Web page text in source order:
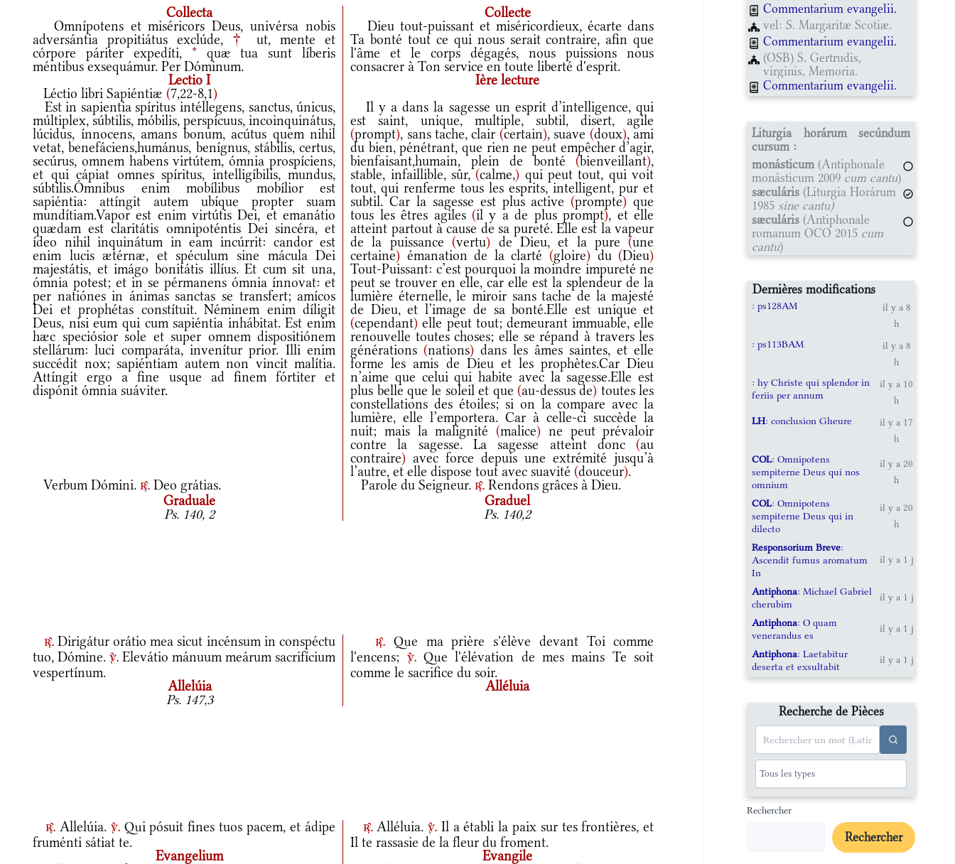
Collecta
Collecte
Omnípotens et miséricors Deus, univérsa nobis
adversántia propitiátus exclúde, †
ut, mente et
córpore páriter expedíti, *quæ tua sunt líberis
méntibus exsequámur. Per Dóminum.
Dieu tout-puissant et miséricordieux, écarte dans
Ta bonté tout ce qui nous serait contraire, afin que
l'âme et le corps dégagés, nous puissions nous
consacrer à Ton service en toute liberté d'esprit.
Lectio I
Ière lecture
Léctio libri Sapiéntiæ (7,22-8,1)
Est in sapientia spíritus intéllegens, sanctus, únicus,
múltiplex, súbtilis, móbilis, perspícuus, incoinquinátus,
lúcidus, ínnocens, amans bonum, acútus quem nihil
vetat, benefáciens,humánus, benígnus, stábilis, certus,
secúrus, omnem habens virtútem, ómnia prospíciens,
et qui cápiat omnes spíritus, intelligíbilis, mundus,
súbtilis.Ómnibus enim mobílibus mobílior est
sapiéntia: attíngit autem ubíque propter suam
mundítiam.Vapor est enim virtútis Dei, et emanátio
quædam est claritátis omnipoténtis Dei sincéra, et
ídeo nihil inquinátum in eam incúrrit: candor est
enim lucis ætérnæ, et spéculum sine mácula Dei
majestátis, et imágo bonitátis illíus. Et cum sit una,
ómnia potest; et in se pérmanens ómnia ínnovat: et
per natiónes in ánimas sanctas se transfert; amícos
Dei et prophétas constítuit. Néminem enim díligit
Deus, nisi eum qui cum sapiéntia inhábitat. Est enim
hæc speciósior sole et super omnem dispositiónem
stellárum: luci comparáta, invenítur prior. Illi enim
succédit nox; sapiéntiam autem non vincit malítia.
Attíngit ergo a fine usque ad finem fórtiter et
dispónit ómnia suáviter.
Il y a dans la sagesse un esprit d’intelligence, qui
est saint, unique, multiple, subtil, disert, agile
(prompt), sans tache, clair (certain), suave (doux), ami
du bien, pénétrant, que rien ne peut empêcher d’agir,
bienfaisant,humain, plein de bonté(bienveillant),
stable, infaillible, sûr,(calme,) qui peut tout, qui voit
tout, qui renferme tous les esprits, intelligent, pur et
subtil. Car la sagesse est plus active(prompte) que
tous les êtres agiles (il y a de plus prompt), et elle
atteint partout à cause de sa pureté. Elle est la vapeur
de la puissance(vertu) de Dieu, et la pure(une
certaine) émanation de la clarté(gloire) du(Dieu)
Tout-Puissant: c’est pourquoi la moindre impureté ne
peut se trouver en elle, car elle est la splendeur de la
lumière éternelle, le miroir sans tache de la majesté
de Dieu, et l’image de sa bonté.Elle est unique et
(cependant) elle peut tout; demeurant immuable, elle
renouvelle toutes choses; elle se répand à travers les
générations(nations) dans les âmes saintes, et elle
forme les amis de Dieu et les prophètes.Car Dieu
n’aime que celui qui habite avec la sagesse.Elle est
plus belle que le soleil et que(au-dessus de) toutes les
constellations des étoiles; si on la compare avec la
lumière, elle l’emportera. Car à celle-ci succède la
nuit; mais la malignité(malice) ne peut prévaloir
contre la sagesse. La sagesse atteint donc(au
contraire) avec force depuis une extrémité jusqu’à
l’autre, et elle dispose tout avec suavité(douceur).
Verbum Dómini. r. Deo grátias. Parole du Seigneur.r. Rendons grâces à Dieu.
Graduale
Graduel
Ps. 140, 2
Ps. 140,2
r.Dirigátur orátio mea sicut incénsum in conspéctu
tuo, Dómine.v. Elevátio mánuum meárum sacrifícium
vespertínum.
r.
Que ma prière s'élève devant Toi comme
l'encens;
v.Que l'élévation de mes mains Te soit
comme le sacrifice du soir.
Allelúia
Alléluia
Ps. 147,3
r.Allelúia. v.Qui pósuit fines tuos pacem, et ádipe
fruménti sátiat te.
r.Alléluia.v. Il a établi la paix sur tes frontières, et
Il te rassasie de la fleur du froment.
Evangelium
Evangile
Commentarium evangelii.
vel: S. Margaritæ Scotiæ.
Commentarium evangelii.
(OSB) S. Gertrudis,
virginis, Memoria.
Commentarium evangelii.
Liturgia horárum secúndum
cursum :
monásticum (Antiphonale
monásticum 2009 cum cantu)
sæculáris (Liturgia Horárum
1985 sine cantu)
sæculáris (Antiphonale
romanum OCO 2015 cum
cantu)
Dernières modifications
: ps128AM
il y a 8
h
: ps113BAM
il y a 8
h
: hy Christe qui splendor in
feriis per annum
il y a 10
h
LH: conclusion Gheure
il y a 17
h
COL: Omnipotens
sempiterne Deus qui nos
omnium
il y a 20
h
COL: Omnipotens
sempiterne Deus qui in
dilecto
il y a 20
h
Responsorium Breve:
Ascendit fumus aromatum
In
il y a 1 j
Antiphona: Michael Gabriel
cherubim
il y a 1 j
Antiphona: O quam
venerandus es
il y a 1 j
Antiphona: Laetabitur
deserta et exsultabit
il y a 1 j
Recherche de Pièces
Rechercher
Rechercher